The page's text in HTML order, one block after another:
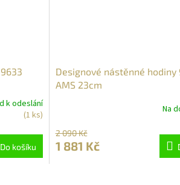
k odeslání
(1 ks)
Do košíku
Designové nástěnné hodiny
AMS 23cm
Na
2 090 Kč
1 881 Kč